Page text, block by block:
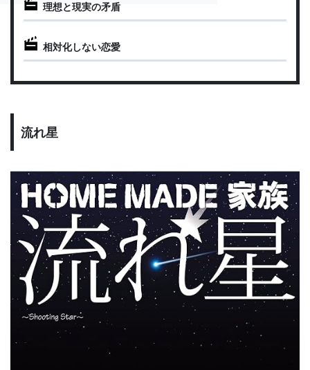
理想と現実の矛盾
相対化しない恋愛
流れ星